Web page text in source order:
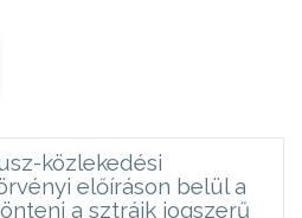
közlekedési
előíráson belül a
a sztrájk jogszerű